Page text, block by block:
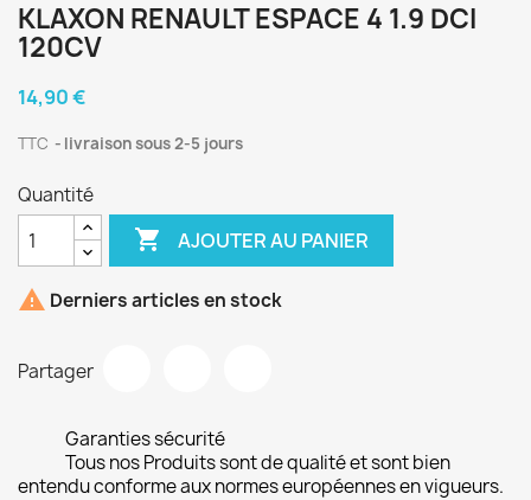
KLAXON RENAULT ESPACE 4 1.9 DCI
120CV
14,90 €
TTC livraison sous 2-5 jours
Quantité
 AJOUTER AU PANIER
 Derniers articles en stock
Partager
Garanties sécurité
Tous nos Produits sont de qualité et sont bien
entendu conforme aux normes européennes en vigueurs.